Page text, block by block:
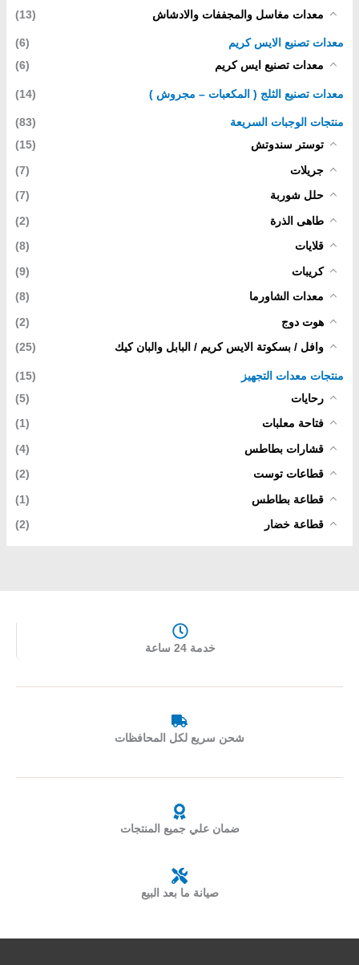
معدات مغاسل والمجففات والادشاش
(13)
معدات تصنيع الايس كريم
(6)
معدات تصنيع ايس كريم
(6)
معدات تصنيع الثلج ( المكعبات – مجروش ) (14)
منتجات الوجبات السريعة
(83)
توستر سندوتش
(15)
جريلات
(7)
حلل شوربة
(7)
طاهى الذرة
(2)
قلايات
(8)
كريبات
(9)
معدات الشاورما
(8)
هوت دوج
(2)
وافل / بسكوتة الايس كريم / البابل والبان كيك
(25)
منتجات معدات التجهيز
(15)
رحايات
(5)
فتاحة معلبات
(1)
قشارات بطاطس
(4)
قطاعات توست
(2)
قطاعة بطاطس
(1)
قطاعة خضار
(2)
خدمة 24 ساعة
شحن سريع لكل المحافظات
ضمان علي جميع المنتجات
صيانة ما بعد البيع